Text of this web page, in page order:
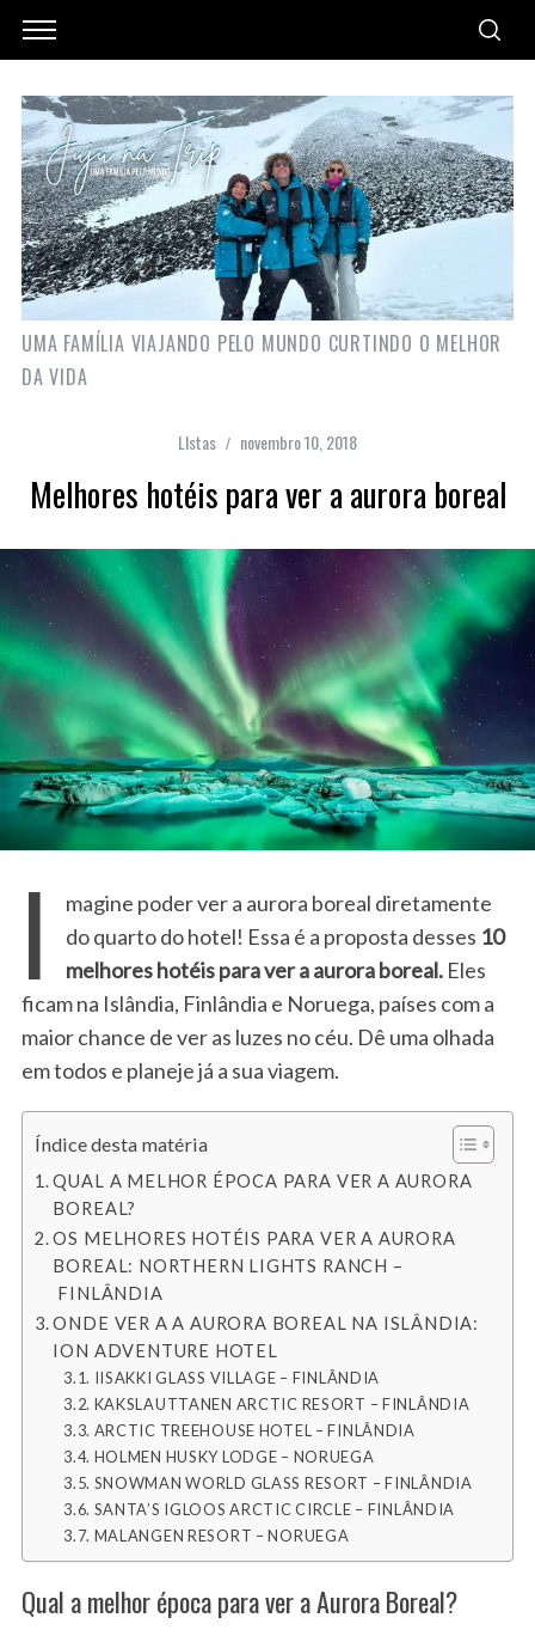
UMA FAMÍLIA VIAJANDO PELO MUNDO CURTINDO O MELHOR
DA VIDA
LIstas novembro 10, 2018
Melhores hotéis para ver a aurora boreal
I
magine poder ver a aurora boreal diretamente
do quarto do hotel! Essa é a proposta desses 10
melhores hotéis para ver a aurora boreal.Eles
ficam na Islândia, Finlândia e Noruega, países com a
maior chance de ver as luzes no céu. Dê uma olhada
em todos e planeje já a sua viagem.
Índice desta matéria
QUAL A MELHOR ÉPOCA PARA VER A AURORA
BOREAL?
OS MELHORES HOTÉIS PARA VER A AURORA
BOREAL: NORTHERN LIGHTS RANCH –
FINLÂNDIA
ONDE VER A A AURORA BOREAL NA ISLÂNDIA:
ION ADVENTURE HOTEL
IISAKKI GLASS VILLAGE – FINLÂNDIA
KAKSLAUTTANEN ARCTIC RESORT – FINLÂNDIA
ARCTIC TREEHOUSE HOTEL – FINLÂNDIA
HOLMEN HUSKY LODGE – NORUEGA
SNOWMAN WORLD GLASS RESORT – FINLÂNDIA
SANTA’S IGLOOS ARCTIC CIRCLE – FINLÂNDIA
MALANGEN RESORT – NORUEGA
Qual a melhor época para ver a Aurora Boreal?